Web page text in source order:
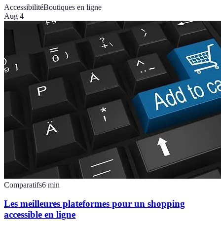
AccessibilitéBoutiques en ligne
Aug 4
Comparatifs6 min
Les meilleures plateformes pour un shopping
accessible en ligne